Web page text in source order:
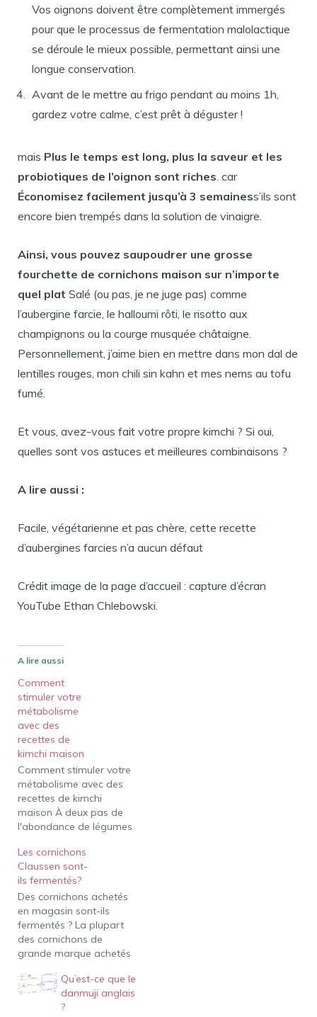
Vos oignons doivent être complètement immergés
pour que le processus de fermentation malolactique
se déroule le mieux possible, permettant ainsi une
longue conservation.​​​
Avant de le mettre au frigo pendant au moins 1h,
gardez votre calme, c’est prêt à déguster !
mais Plus le temps est long, plus la saveur et les
probiotiques de l’oignon sont riches . car
Économisez facilement jusqu’à 3 semainess’ils sont
encore bien trempés dans la solution de vinaigre.
Ainsi, vous pouvez saupoudrer une grosse
fourchette de cornichons maison sur n’importe
quel plat Salé (ou pas, je ne juge pas) comme
l’aubergine farcie, le halloumi rôti, le risotto aux
champignons ou la courge musquée châtaigne.
Personnellement, j’aime bien en mettre dans mon dal de
lentilles rouges, mon chili sin kahn et mes nems au tofu
fumé.
Et vous, avez-vous fait votre propre kimchi ? Si oui,
quelles sont vos astuces et meilleures combinaisons ?
A lire aussi :
Facile, végétarienne et pas chère, cette recette
d’aubergines farcies n’a aucun défaut
Crédit image de la page d’accueil : capture d’écran
YouTube Ethan Chlebowski.
A lire aussi
Comment
stimuler votre
métabolisme
avec des
recettes de
kimchi maison
Comment stimuler votre
métabolisme avec des
recettes de kimchi
maison À deux pas de
l'abondance de légumes
demandent comment
utiliser les probiotiques
naturels pour améliorer
leur métabolisme. Y a-t-il
des choses qui stimulent
la digestion rapide et
comment les
consommez-vous pour
Les cornichons
Claussen sont-
ils fermentés?
Des cornichons achetés
en magasin sont-ils
fermentés ? La plupart
des cornichons de
grande marque achetés
fermentés. Au lieu de
cela, ces concombres
sont simplement marinés
Qu’est-ce que le
danmuji anglais
?